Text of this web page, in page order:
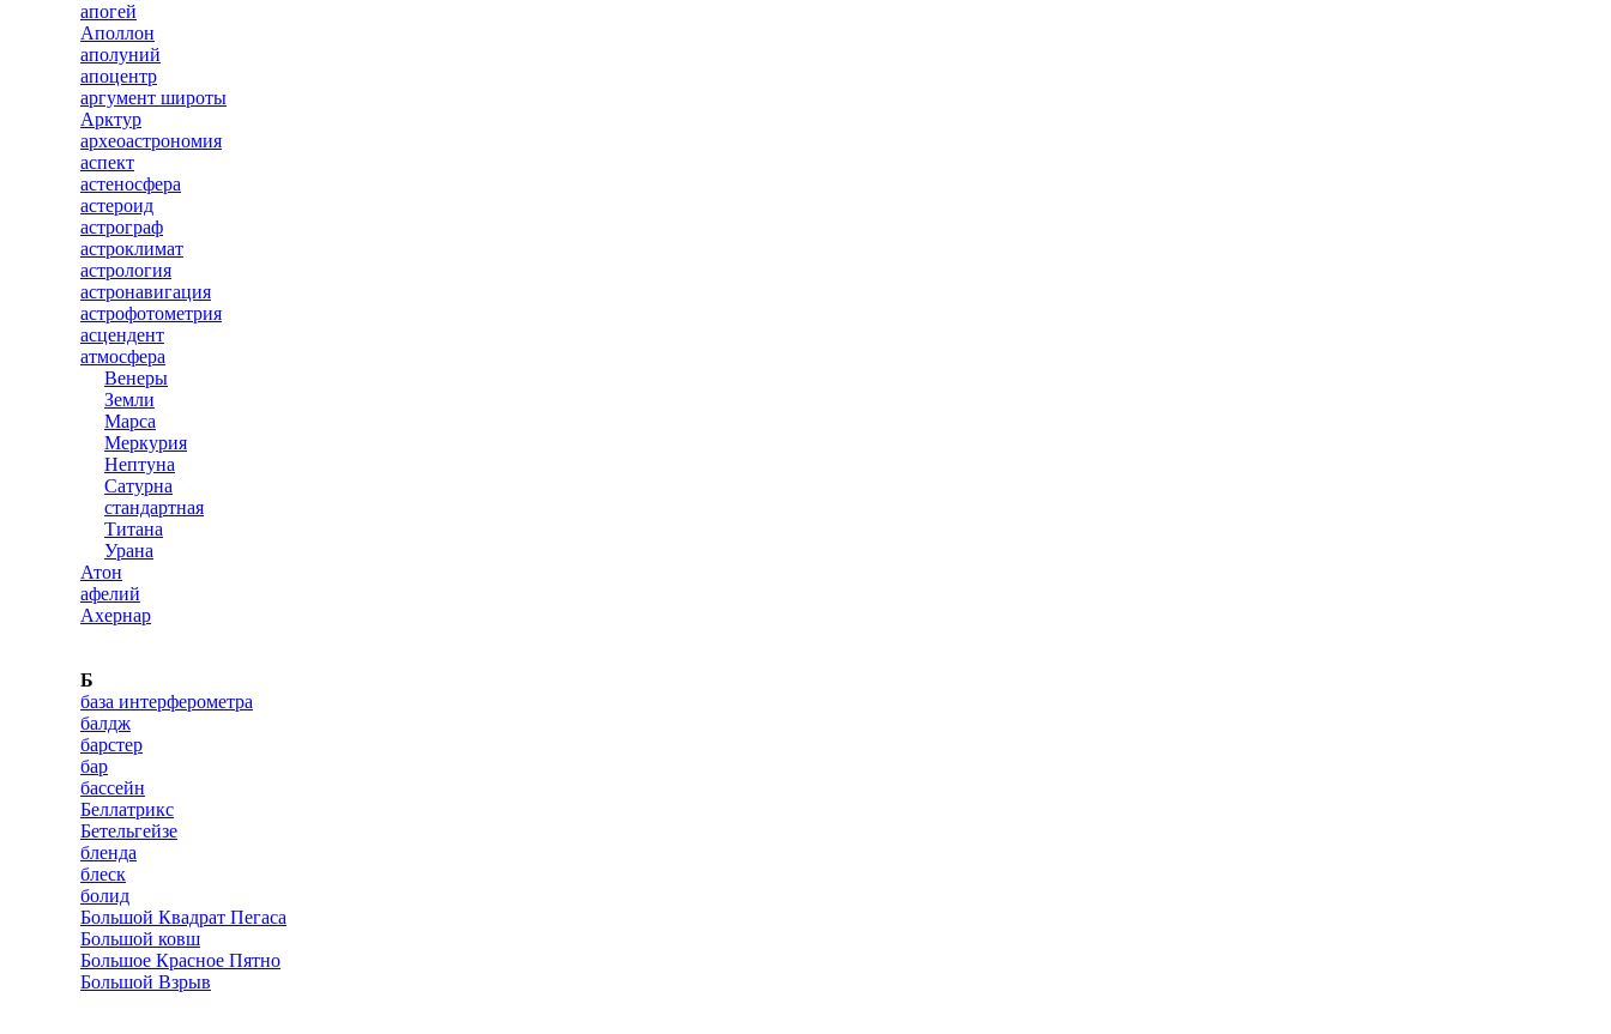
апогей
Аполлон
аполуний
апоцентр
аргумент широты
Арктур
археоастрономия
аспект
астеносфера
астероид
астрограф
астроклимат
астрология
астронавигация
астрофотометрия
асцендент
атмосфера
Венеры
Земли
Марса
Меркурия
Нептуна
Сатурна
стандартная
Титана
Урана
Атон
афелий
Ахернар
Б
база интерферометра
балдж
барстер
бар
бассейн
Беллатрикс
Бетельгейзе
бленда
блеск
болид
Большой Квадрат Пегаса
Большой ковш
Большое Красное Пятно
Большой Взрыв